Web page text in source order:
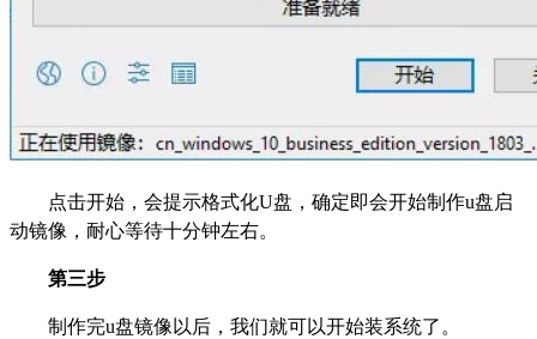
点击开始，会提示格式化U盘，确定即会开始制作u盘启
动镜像，耐心等待十分钟左右。
第三步
制作完u盘镜像以后，我们就可以开始装系统了。